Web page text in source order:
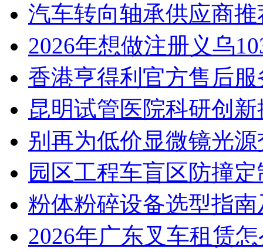
汽车转向轴承供应商
2026年想做注册义乌
香港亨得利官方售后
昆明试管医院科研创
别再为低价显微镜光
园区工程车盲区防撞
粉体粉碎设备选型指
2026年广东叉车租赁